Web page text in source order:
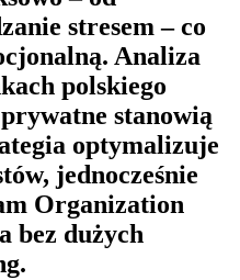
stresem – co
Analiza
polskiego
stanowią
optymalizuje
jednocześnie
Organization
bez dużych